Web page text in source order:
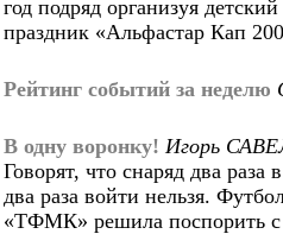
год подряд организуя
праздник «Альфастар Кап
Рейтинг событий за неделю
В одну воронку! Игорь
Говорят, что снаряд два
два раза войти нельзя.
«ТФМК» решила поспорить